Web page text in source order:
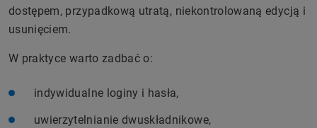
dostępem, przypadkową utratą, niekontrolowaną edycją i
usunięciem.
W praktyce warto zadbać o:
indywidualne loginy i hasła,
uwierzytelnianie dwuskładnikowe,